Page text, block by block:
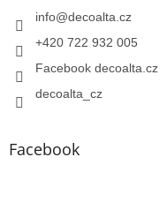
info@decoalta.cz
+420 722 932 005
Facebook decoalta.cz
decoalta_cz
Facebook